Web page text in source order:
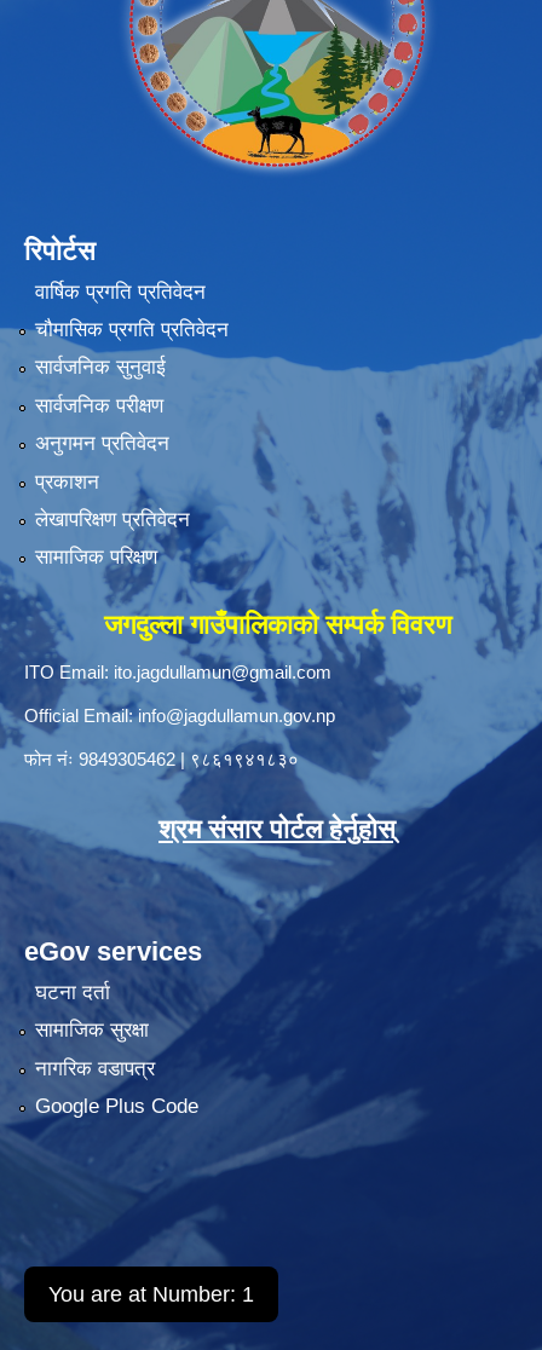
रिपोर्टस
वार्षिक प्रगति प्रतिवेदन
चौमासिक प्रगति प्रतिवेदन
सार्वजनिक सुनुवाई
सार्वजनिक परीक्षण
अनुगमन प्रतिवेदन
प्रकाशन
लेखापरिक्षण प्रतिवेदन
सामाजिक परिक्षण
जगदुल्ला गाउँपालिकाको सम्पर्क विवरण
ITO Email: ito.jagdullamun@gmail.com
Official Email:info@jagdullamun.gov.np
फोन नंः 9849305462| ९८६१९४१८३०
श्रम संसार पोर्टल हेर्नुहोस्
eGov services
घटना दर्ता
सामाजिक सुरक्षा
नागरिक वडापत्र
Google Plus Code
You are at Number: 1